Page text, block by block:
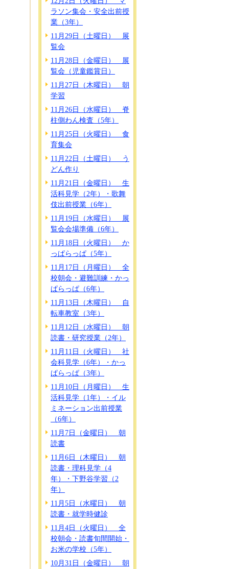
ラソン集会・安全出前授
業（3年）
11月29日（土曜日） 展
覧会
11月28日（金曜日） 展
覧会（児童鑑賞日）
11月27日（木曜日） 朝
学習
11月26日（水曜日） 脊
柱側わん検査（5年）
11月25日（火曜日） 食
育集会
11月22日（土曜日） う
どん作り
11月21日（金曜日） 生
活科見学（2年）・歌舞
伎出前授業（6年）
11月19日（水曜日） 展
覧会会場準備（6年）
11月18日（火曜日） か
っぱらっぱ（5年）
11月17日（月曜日） 全
校朝会・避難訓練・かっ
ぱらっぱ（6年）
11月13日（木曜日） 自
転車教室（3年）
11月12日（水曜日） 朝
読書・研究授業（2年）
11月11日（火曜日） 社
会科見学（6年）・かっ
ぱらっぱ（3年）
11月10日（月曜日） 生
活科見学（1年）・イル
ミネーション出前授業
（6年）
11月7日（金曜日） 朝
読書
11月6日（木曜日） 朝
読書・理科見学（4
年）・下野谷学習（2
年）
11月5日（水曜日） 朝
読書・就学時健診
11月4日（火曜日） 全
校朝会・読書旬間開始・
お米の学校（5年）
10月31日（金曜日） 朝